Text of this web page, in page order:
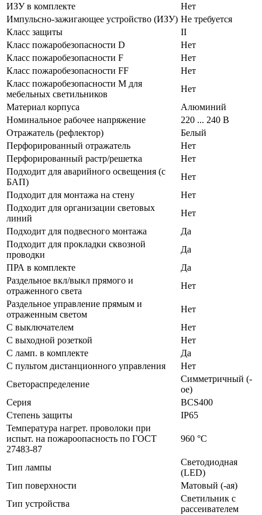
ИЗУ в комплекте
Нет
Импульсно-зажигающее устройство (ИЗУ) Не требуется
Класс защиты
II
Класс пожаробезопасности D
Нет
Класс пожаробезопасности F
Нет
Класс пожаробезопасности FF
Нет
Класс пожаробезопасности М для
мебельных светильников
Нет
Материал корпуса
Алюминий
Номинальное рабочее напряжение
220 ... 240 В
Отражатель (рефлектор)
Белый
Перфорированный отражатель
Нет
Перфорированный растр/решетка
Нет
Подходит для аварийного освещения (с
БАП)
Нет
Подходит для монтажа на стену
Нет
Подходит для организации световых
линий
Нет
Подходит для подвесного монтажа
Да
Подходит для прокладки сквозной
проводки
Да
ПРА в комплекте
Да
Раздельное вкл/выкл прямого и
отраженного света
Нет
Раздельное управление прямым и
отраженным светом
Нет
С выключателем
Нет
С выходной розеткой
Нет
С ламп. в комплекте
Да
С пультом дистанционного управления
Нет
Светораспределение
Симметричный (-
ое)
Серия
BCS400
Степень защиты
IP65
Температура нагрет. проволоки при
испыт. на пожароопасность по ГОСТ
27483-87
960 °C
Тип лампы
Светодиодная
(LED)
Тип поверхности
Матовый (-ая)
Тип устройства
Светильник с
рассеивателем